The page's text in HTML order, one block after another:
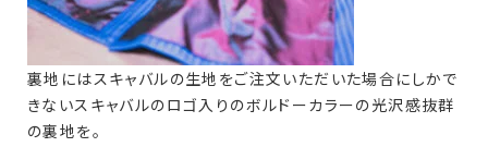
裏地にはスキャバルの生地をご注文いただいた場合にしかで
きないスキャバルのロゴ入りのボルドーカラーの光沢感抜群
の裏地を。